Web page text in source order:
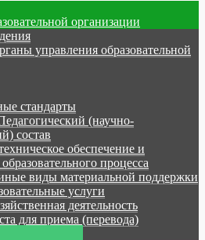
организации
управления образовательной
стандарты
(научно-
состав
обеспечение и
процесса
виды материальной поддержки
услуги
деятельность
для приема (перевода)